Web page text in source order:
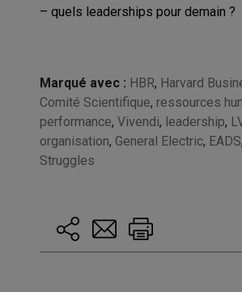
– quels leaderships pour demain ?
Marqué avec : HBR, Harvard
Comité Scientifique, ressources
performance, Vivendi, leadership,
organisation, General Electric, EADS,
Struggles